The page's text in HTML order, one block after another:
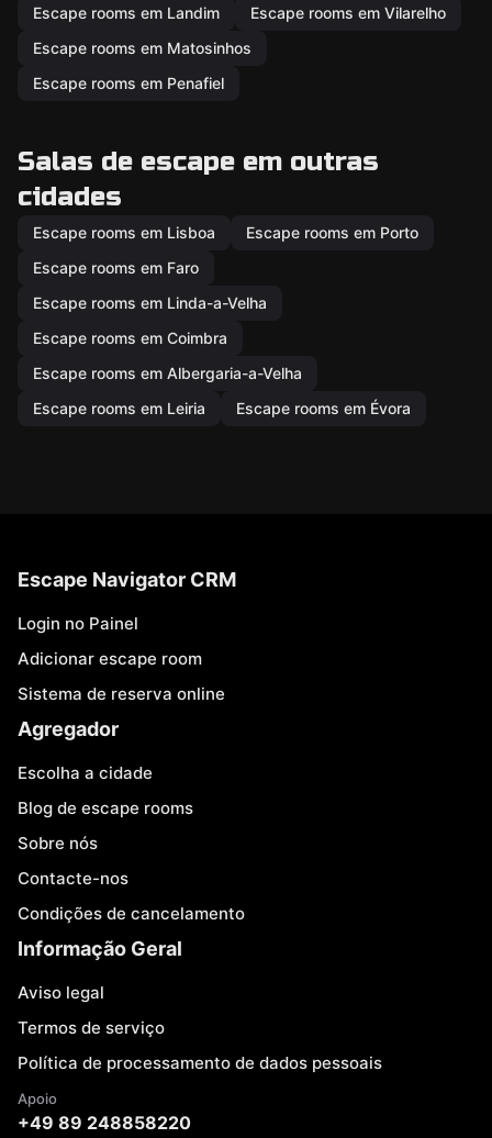
Escape rooms em Landim
Escape rooms em Vilarelho
Escape rooms em Matosinhos
Escape rooms em Penafiel
Salas de escape em outras
cidades
Escape rooms em Lisboa
Escape rooms em Porto
Escape rooms em Faro
Escape rooms em Linda-a-Velha
Escape rooms em Coimbra
Escape rooms em Albergaria-a-Velha
Escape rooms em Leiria
Escape rooms em Évora
Escape Navigator CRM
Login no Painel
Adicionar escape room
Sistema de reserva online
Agregador
Escolha a cidade
Blog de escape rooms
Sobre nós
Contacte-nos
Condições de cancelamento
Informação Geral
Aviso legal
Termos de serviço
Política de processamento de dados pessoais
Apoio
+49 89 248858220